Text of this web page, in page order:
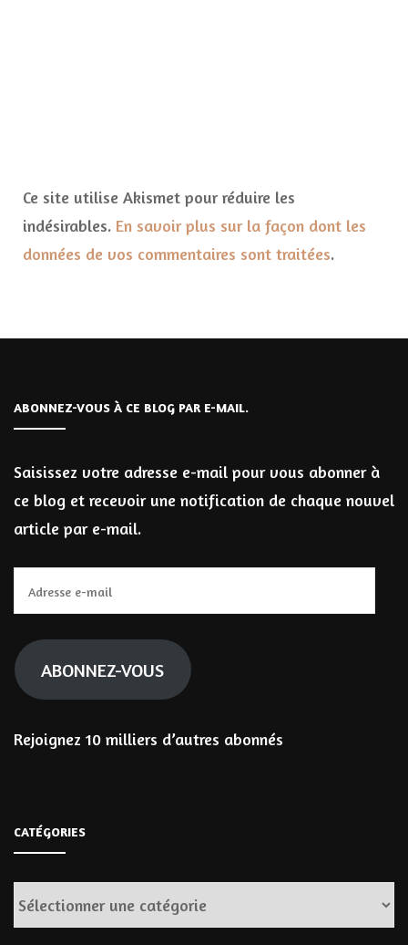
Ce site utilise Akismet pour réduire les
indésirables. En savoir plus sur la façon dont les
données de vos commentaires sont traitées.
ABONNEZ-VOUS À CE BLOG PAR E-MAIL.
Saisissez votre adresse e-mail pour vous abonner à
ce blog et recevoir une notification de chaque nouvel
article par e-mail.
e-
mail
ABONNEZ-VOUS
Rejoignez 10 milliers d’autres abonnés
CATÉGORIES
Catégories